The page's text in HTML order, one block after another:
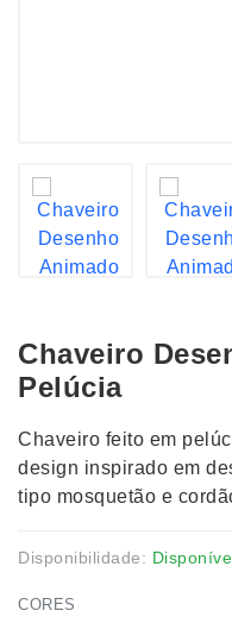
Chaveiro
Pelúcia
Chaveiro feito em
design inspirado em
tipo mosquetão e
Disponibilidade:
CORES